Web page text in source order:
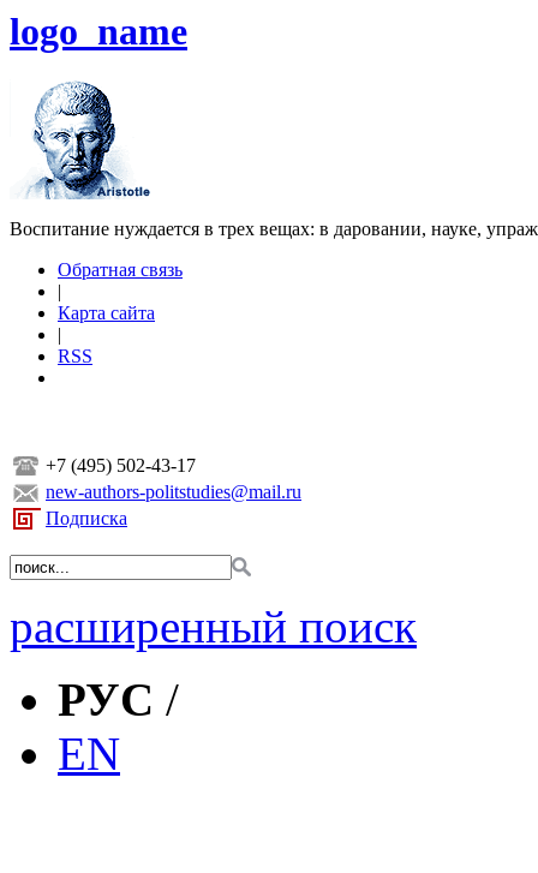
logo_name
Воспитание нуждается в трех вещах: в даровании, науке,
Обратная связь
|
Карта сайта
|
RSS
+7 (495) 502-43-17
new-authors-politstudies@mail.ru
Подписка
расширенный поиск
РУС /
EN